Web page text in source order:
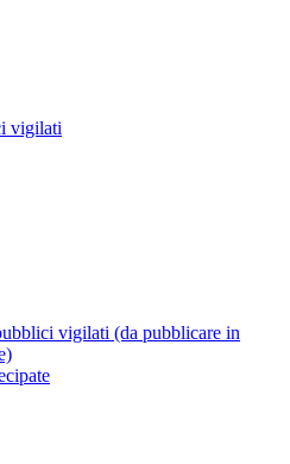
vigilati
vigilati (da pubblicare in